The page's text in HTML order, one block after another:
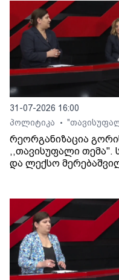
31-07-2026 16:00
პოლიტიკა
•
რეორგანიზაცია
,,თავისუფალი თემა".
და ლექსო